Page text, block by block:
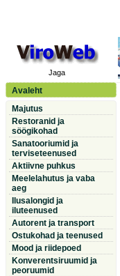
Jaga
Avaleht
Majutus
Restoranid ja
söögikohad
Sanatooriumid ja
terviseteenused
Aktiivne puhkus
Meelelahutus ja vaba
aeg
Ilusalongid ja
iluteenused
Autorent ja transport
Ostukohad ja teenused
Mood ja riidepoed
Konverentsiruumid ja
peoruumid